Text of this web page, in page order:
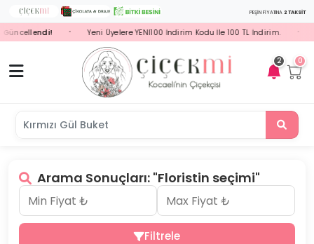
PEŞİN FİYATINA 2 TAKSİT
Yeni Üyelere YENI100 İndirim Kodu İle 100 TL İndirim.
2 0
Kırmızı Gül B
Arama Sonuçları: "Floristin seçimi"
Filtrele